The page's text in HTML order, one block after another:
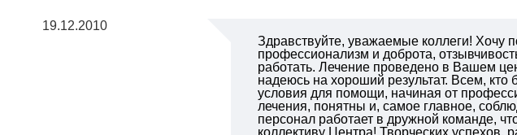
19.12.2010
Здравствуйте, уважаемые коллеги! Хочу
профессионализм и доброта,
работать. Лечение проведено в Вашем
надеюсь на хороший результат. Всем,
условия для помощи, начиная от
лечения, понятны и, самое главное,
персонал работает в дружной команде,
коллективу Центра! Творческих успехов,